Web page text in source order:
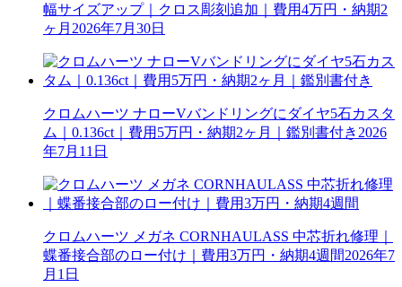
幅サイズアップ｜クロス彫刻追加｜費用4万円・納期2
ヶ月 2026年7月30日
クロムハーツ ナローVバンドリングにダイヤ5石カスタ
ム｜0.136ct｜費用5万円・納期2ヶ月｜鑑別書付き 2026
年7月11日
クロムハーツ メガネ CORNHAULASS 中芯折れ修理｜
蝶番接合部のロー付け｜費用3万円・納期4週間2026年7
月1日